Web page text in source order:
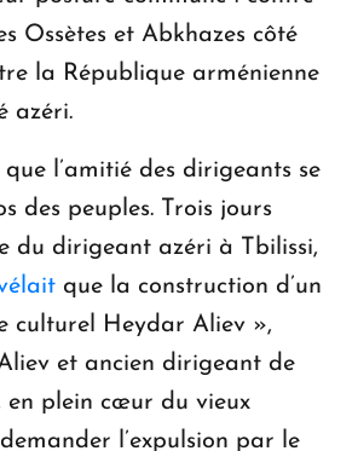
Ossètes et Abkhazes côté
la République arménienne
azéri.
l’amitié des dirigeants se
des peuples. Trois jours
du dirigeant azéri à Tbilissi,
que la construction d’un
culturel Heydar Aliev »,
et ancien dirigeant de
en plein cœur du vieux
l’expulsion par le